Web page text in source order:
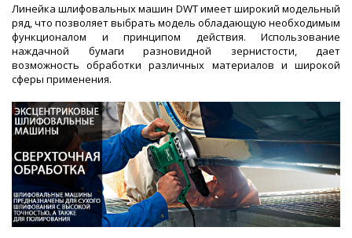
Линейка шлифовальных машин DWT имеет широкий модельный
ряд, что позволяет выбрать модель обладающую необходимым
функционалом и принципом действия. Использование
наждачной бумаги разновидной зернистости, дает
возможность обработки различных материалов и широкой
сферы применения.